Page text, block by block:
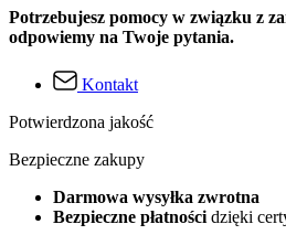
Potrzebujesz pomocy w związku z
odpowiemy na Twoje pytania.
Kontakt
Potwierdzona jakość
Bezpieczne zakupy
Darmowa wysyłka zwrotna
Bezpieczne płatności dzięki